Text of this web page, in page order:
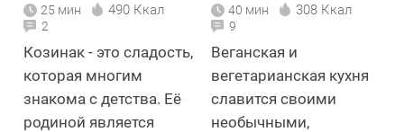
25 мин 490 Ккал
2
Козинак - это сладость,
которая многим
знакома с детства. Её
родиной является
40 мин 308 Ккал
9
Веганская и
вегетарианская кухня
славится своими
необычными,